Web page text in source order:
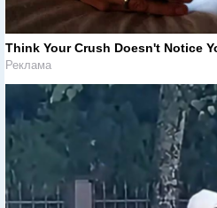
Think Your Crush Doesn't Notice
Реклама